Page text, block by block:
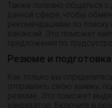
Также полезно общаться
данной сфере, чтобы
рекомендациями по
вакансий. Это поможет
предложения по
Резюме и подготовка
Как только вы
отправлять свою заявку,
резюме. Это поможет
кандидатов. Включите в